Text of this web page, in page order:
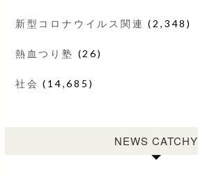
新型コロナウイルス関連 (2,348)
熱血つり塾 (26)
社会 (14,685)
NEWS CATCHY